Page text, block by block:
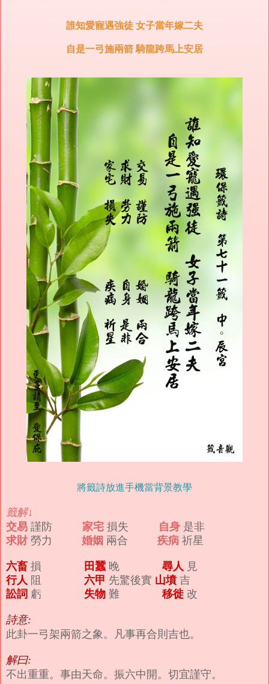
誰知愛寵遇強徒 女子當年嫁二夫
自是一弓施兩箭 騎龍跨馬上安居
將籤詩放進手機當背景教學
籤解↓
交易 謹防 家宅 損失 自身 是非
求財勞力 婚姻 兩合 疾病 祈星
六畜 損 田蠶晚 尋人 見
行人 阻 六甲 先驚後實 山墳吉
訟詞 虧 失物 難 移徙 改
詩意:
此卦一弓架兩箭之象。凡事再合則吉也。
解曰:
不出重重。事由天命。振六中開。切宜謹守。